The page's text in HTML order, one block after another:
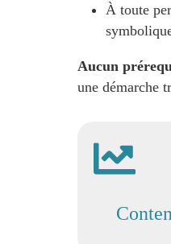
À toute
Aucun
une démarche